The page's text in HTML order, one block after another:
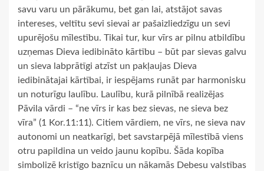
savu varu un pārākumu, bet gan lai, atstājot savas
intereses, veltītu sevi sievai ar pašaizliedzīgu un sevi
upurējošu mīlestību. Tikai tur, kur vīrs ar pilnu atbildību
uzņemas Dieva iedibināto kārtību – būt par sievas galvu
un sieva labprātīgi atzīst un pakļaujas Dieva
iedibinātajai kārtībai, ir iespējams runāt par harmonisku
un noturīgu laulību. Laulību, kurā pilnībā realizējas
Pāvila vārdi – “ne vīrs ir kas bez sievas, ne sieva bez
vīra” (1 Kor.11:11). Citiem vārdiem, ne vīrs, ne sieva nav
autonomi un neatkarīgi, bet savstarpējā mīlestībā viens
otru papildina un veido jaunu kopību. Šāda kopība
simbolizē kristīgo baznīcu un nākamās Debesu valstības